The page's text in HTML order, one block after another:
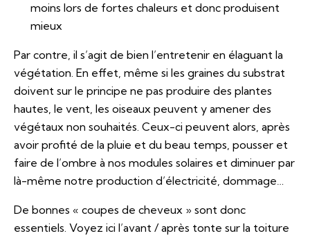
moins lors de fortes chaleurs et donc produisent
mieux
Par contre, il s’agit de bien l’entretenir en élaguant la
végétation. En effet, même si les graines du substrat
doivent sur le principe ne pas produire des plantes
hautes, le vent, les oiseaux peuvent y amener des
végétaux non souhaités. Ceux-ci peuvent alors, après
avoir profité de la pluie et du beau temps, pousser et
faire de l’ombre à nos modules solaires et diminuer par
là-même notre production d’électricité, dommage…
De bonnes « coupes de cheveux » sont donc
essentiels. Voyez ici l’avant / après tonte sur la toiture